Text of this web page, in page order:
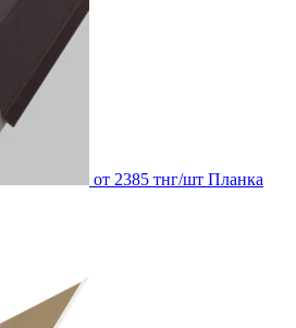
от 2385 тнг/шт Планка